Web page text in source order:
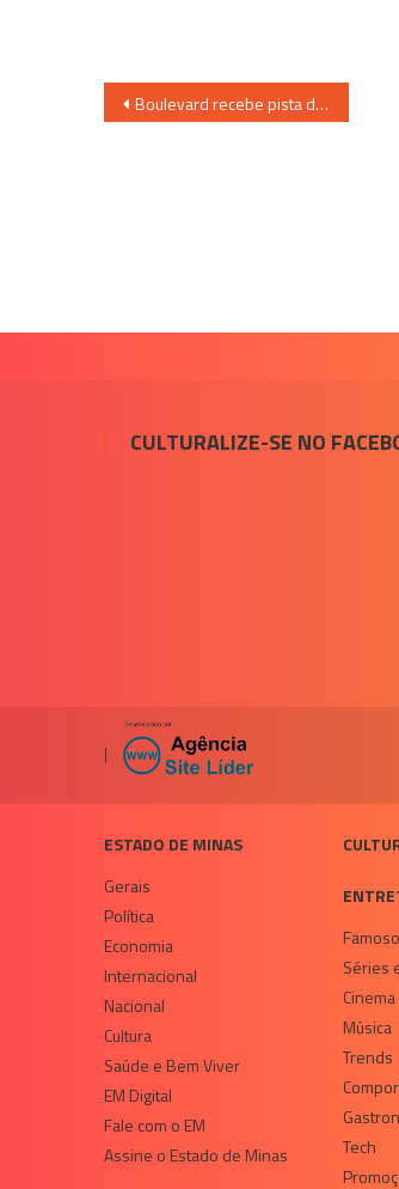
Navegação
Boulevard recebe pista de patinação no gelo
CULTURALIZE-SE NO
|
ESTADO DE MINAS
Gerais
Política
Economia
Internacional
Nacional
Cultura
Saúde e Bem Viver
EM Digital
Fale com o EM
Assine o Estado de Minas
Séries
Cinema
Música
Trends
Tech